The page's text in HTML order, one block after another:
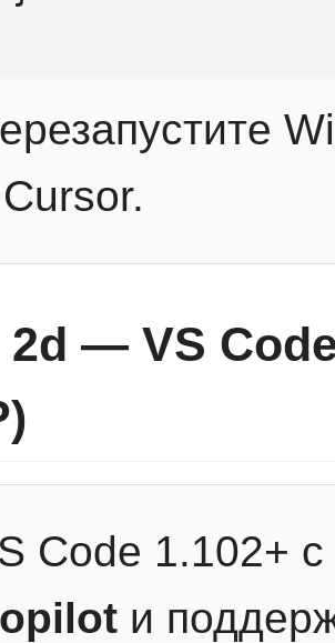
— VS
Code 1.102+
и